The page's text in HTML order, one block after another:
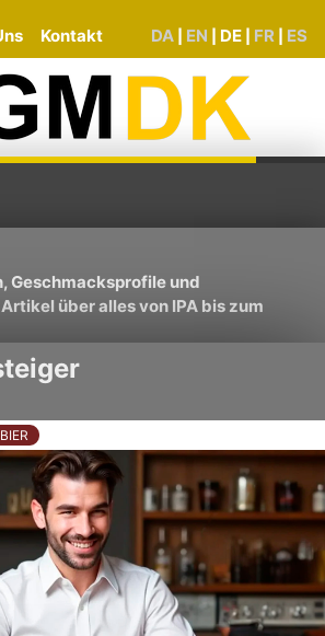
Kontakt DA EN DE FR ES
Geschmacksprofile und
über alles von IPA bis zum
BIER